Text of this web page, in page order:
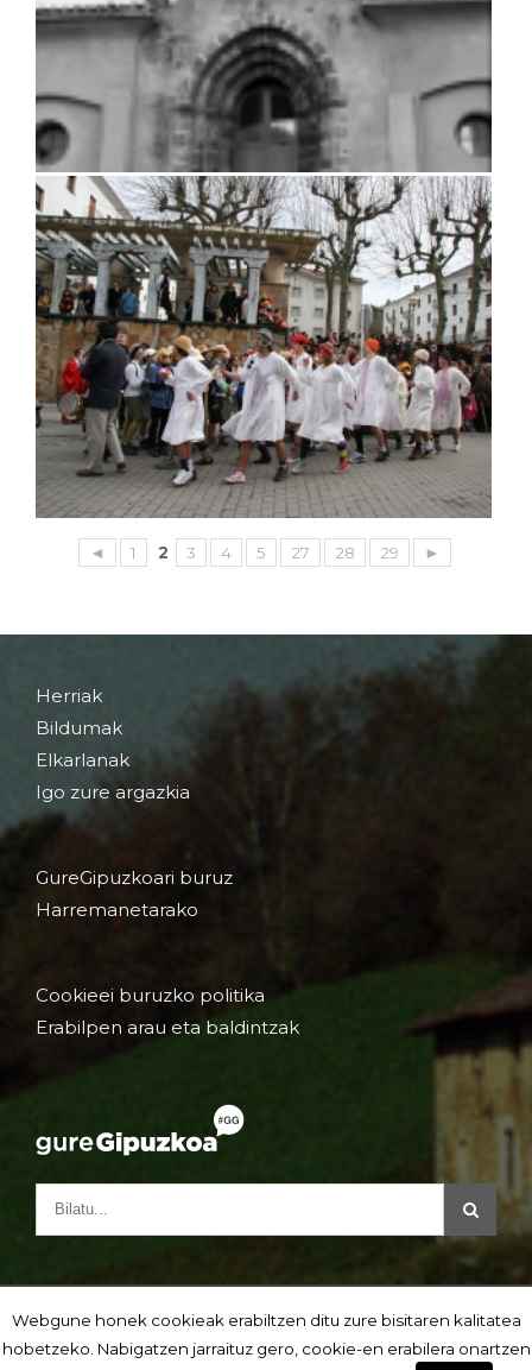
◄ 1 2 3 4 5 27 28 29 ►
Herriak
Bildumak
Elkarlanak
Igo zure argazkia
GureGipuzkoari buruz
Harremanetarako
Cookieei buruzko politika
Erabilpen arau eta baldintzak
Webgune honek cookieak erabiltzen ditu zure bisitaren kalitatea
hobetzeko. Nabigatzen jarraituz gero, cookie-en erabilera onartzen